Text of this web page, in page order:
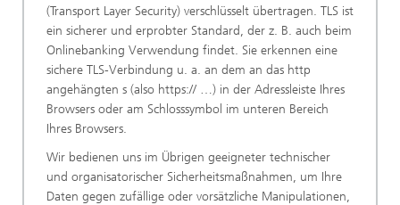
(Transport Layer Security) verschlüsselt übertragen. TLS ist
ein sicherer und erprobter Standard, der z. B. auch beim
Onlinebanking Verwendung findet. Sie erkennen eine
sichere TLS-Verbindung u. a. an dem an das http
angehängten s (also https:// …) in der Adressleiste Ihres
Browsers oder am Schlosssymbol im unteren Bereich
Ihres Browsers.
Wir bedienen uns im Übrigen geeigneter technischer
und organisatorischer Sicherheitsmaßnahmen, um Ihre
Daten gegen zufällige oder vorsätzliche Manipulationen,